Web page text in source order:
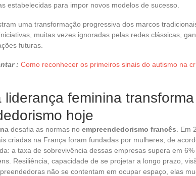
estabelecidas para impor novos modelos de sucesso.
uma transformação progressiva dos marcos
muitas vezes ignoradas pelas redes clássicas,
futuras.
: Como reconhecer os primeiros sinais do autismo na
liderança feminina
hoje
desafia as normas no empreendedorismo francês . Em
criadas na França foram fundadas por mulheres, de
a taxa de sobrevivência dessas empresas supera em
Resiliência, capacidade de se projetar a longo prazo,
não se contentam em ocupar espaço, elas